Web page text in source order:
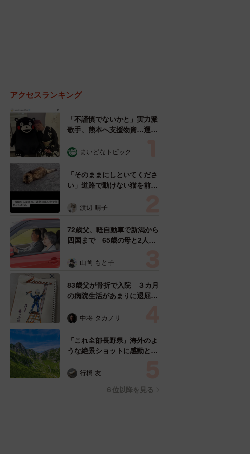
アクセスランキング
「不謹慎でないかと」実力派
歌手、熊本へ支援物資…運搬
めらい 「痛いほど伝わる」
まいどなトピック
「そのままにしといてくださ
い」道路で動けない猫を前に
ようとした4日間 「命の重
表の訴え
渡辺 晴子
72歳父、軽自動車で新潟から
四国まで 65歳の母と2人で
憩まで分刻み… 「大学生で
山岡 もと子
83歳父が骨折で入院 ３カ月
の病院生活があまりに退屈で
い！」→スケッチブックを見
すよ…」
中将 タカノリ
「これ全部長野県」海外のよ
うな絶景ショットに感動と反
ったんだって気づいた」
行橋 友
６位以降を見る